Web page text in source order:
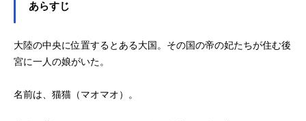
あらすじ
大陸の中央に位置するとある大国。その国の帝の妃たちが住む後
宮に一人の娘がいた。
名前は、猫猫（マオマオ）。